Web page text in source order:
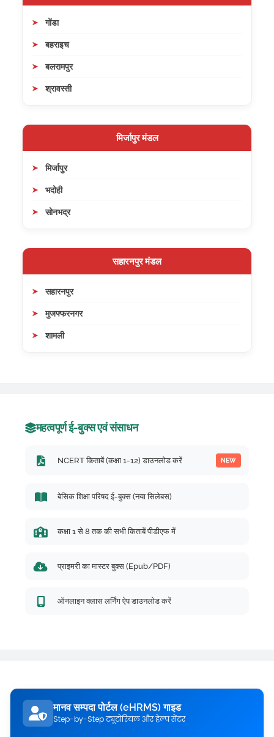
गोंडा
बहराइच
बलरामपुर
श्रावस्ती
मिर्जापुर मंडल
मिर्जापुर
भदोही
सोनभद्र
सहारनपुर मंडल
सहारनपुर
मुजफ्फरनगर
शामली
महत्वपूर्ण ई-बुक्स एवं संसाधन
NCERT किताबें (कक्षा 1-12) डाउनलोड करें NEW
बेसिक शिक्षा परिषद ई-बुक्स (नया सिलेबस)
कक्षा 1 से 8 तक की सभी किताबें पीडीएफ में
प्राइमरी का मास्टर बुक्स (Epub/PDF)
ऑनलाइन क्लास लर्निंग ऐप डाउनलोड करें
मानव सम्पदा पोर्टल (eHRMS) गाइड
Step-by-Step ट्यूटोरियल और हेल्प सेंटर